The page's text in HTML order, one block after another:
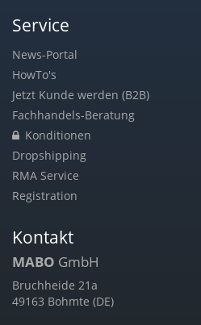
Service
News-Portal
HowTo's
Jetzt Kunde werden (B2B)
Fachhandels-Beratung
Konditionen
Dropshipping
RMA Service
Registration
Kontakt
MABO GmbH
Bruchheide 21a
49163 Bohmte (DE)